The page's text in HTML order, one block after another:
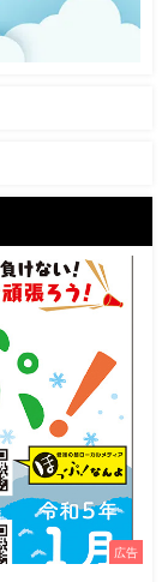
広告